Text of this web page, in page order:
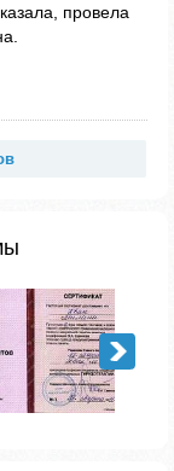
провела